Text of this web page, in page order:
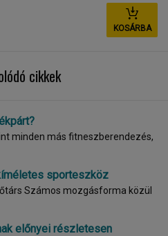
KOSÁRBA
cikkek
sporteszköz
közül
előnyei részletesen